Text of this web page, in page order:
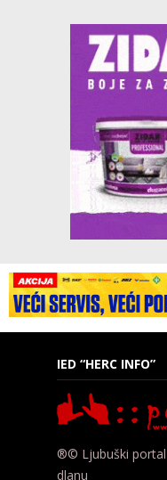
IED “HERC INFO”
®© Ljubuški
dlanu